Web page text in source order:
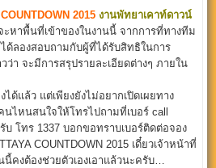
2015 งานพัทยาเคาท์ดาวน์
าพื้นที่เข้าของในงานนี้ จากการที่ทางทีม
ได้ลองสอบถามกับผู้ที่ได้รับสิทธิในการ
า จะมีการสรุปรายละเอียดต่างๆ ภายใน
ด้แล้ว แต่เพียงยังไม่อยากเปิดเผยทาง
ไหนสนใจให้โทรไปถามที่เบอร์ call
บ โทร 1337 บอกขอทราบเบอร์ติดต่อจอง
COUNTDOWN 2015 เดี๋ยวเจ้าหน้าที่
คงต้องช่วยตัวเองเอาแล้วนะครับ…